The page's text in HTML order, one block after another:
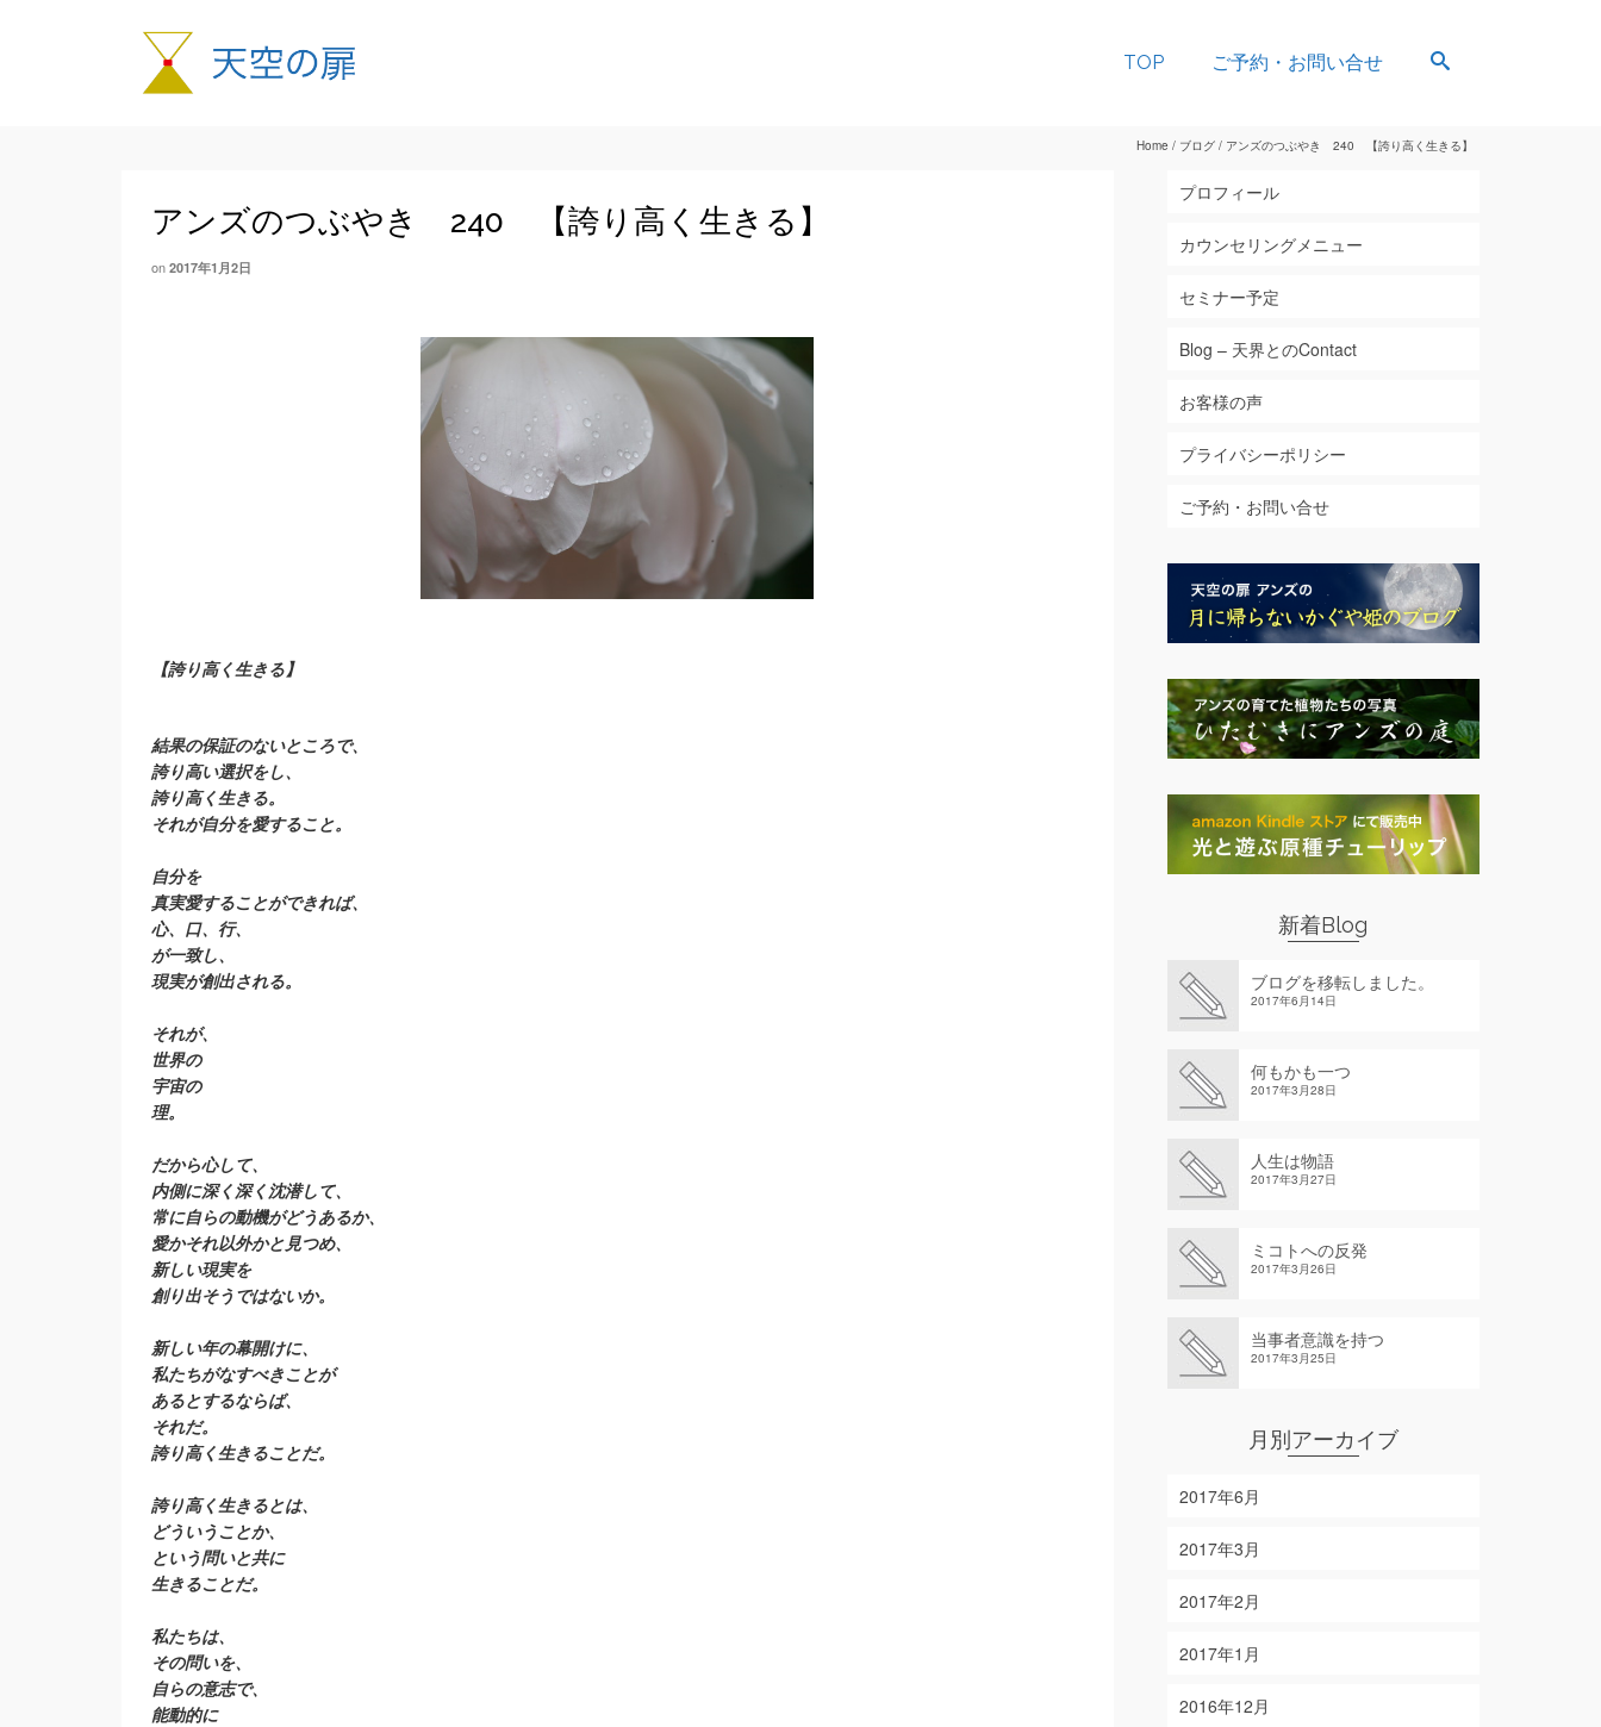
TOP ご予約・お問い合せ
Home / ブログ / アンズのつぶやき 240 【誇り高く生きる】
アンズのつぶやき 240 【誇り高く生きる】
on 2017年1月2日
【誇り高く生きる】
結果の保証のないところで、
誇り高い選択をし、
誇り高く生きる。
それが自分を愛すること。
自分を
真実愛することができれば、
心、口、行、
が一致し、
現実が創出される。
それが、
世界の
宇宙の
理。
だから心して、
内側に深く深く沈潜して、
常に自らの動機がどうあるか、
愛かそれ以外かと見つめ、
新しい現実を
創り出そうではないか。
新しい年の幕開けに、
私たちがなすべきことが
あるとするならば、
それだ。
誇り高く生きることだ。
誇り高く生きるとは、
どういうことか、
という問いと共に
生きることだ。
私たちは、
その問いを、
自らの意志で、
能動的に
プロフィール
カウンセリングメニュー
セミナー予定
Blog – 天界とのContact
お客様の声
プライバシーポリシー
ご予約・お問い合せ
新着Blog
ブログを移転しました。
2017年6月14日
何もかも一つ
2017年3月28日
人生は物語
2017年3月27日
ミコトへの反発
2017年3月26日
当事者意識を持つ
2017年3月25日
月別アーカイブ
2017年6月
2017年3月
2017年2月
2017年1月
2016年12月